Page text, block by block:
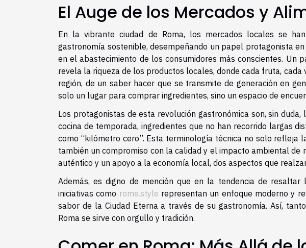
El Auge de los Mercados y
En la vibrante ciudad de Roma, los mercados locales se
gastronomía sostenible, desempeñando un papel protagonista
en el abastecimiento de los consumidores más conscientes. Un
revela la riqueza de los productos locales, donde cada fruta,
región, de un saber hacer que se transmite de generación en
solo un lugar para comprar ingredientes, sino un espacio de
Los protagonistas de esta revolución gastronómica son, sin
cocina de temporada, ingredientes que no han recorrido largas
como “kilómetro cero”. Esta terminología técnica no solo refleja
también un compromiso con la calidad y el impacto ambiental
auténtico y un apoyo a la economía local, dos aspectos que
Además, es digno de mención que en la tendencia de
iniciativas como rome.style representan un enfoque moderno y
sabor de la Ciudad Eterna a través de su gastronomía. Así,
Roma se sirve con orgullo y tradición.